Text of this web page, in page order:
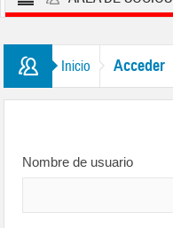
Inicio Acceder
Nombre de usuario